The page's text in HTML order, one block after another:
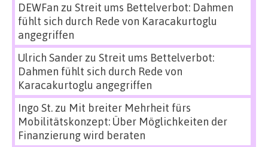
DEWFan zu Streit ums Bettelverbot: Dahmen
fühlt sich durch Rede von Karacakurtoglu
angegriffen
Ulrich Sanderzu Streit ums Bettelverbot:
Dahmen fühlt sich durch Rede von
Karacakurtoglu angegriffen
Ingo St.zu Mit breiter Mehrheit fürs
Mobilitätskonzept: Über Möglichkeiten der
Finanzierung wird beraten